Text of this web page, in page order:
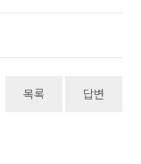
목록 답변